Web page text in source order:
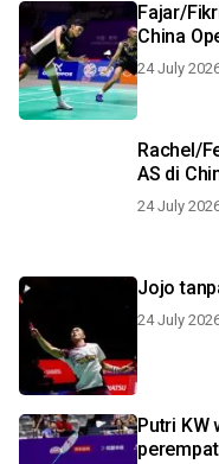
Fajar/
China
24 July
Rachel/
AS di
24 July
Jojo
24 July
Putri KW